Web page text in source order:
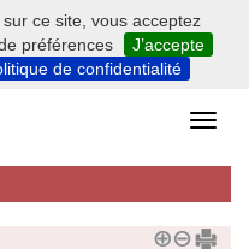
ce site, vous acceptez
préférences
J’accepte
de confidentialité